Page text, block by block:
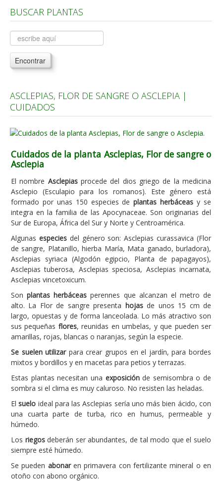
Árboles, Cicas y Palmeras de la G a la Z
Plantas Anuales y Perennes
Plantas Bulbosas y Acuáticas
Plantas de Interior
Plantas Aromáticas y de Huerto
Plantas Carnívoras y Orquídeas
Consejos
Hemisferio Norte
Hemisferio Sur
Enfermedades
Animales
Hongos
Carencias
Fotos
Flores y Plantas
Árboles y Palmeras
Arbustos y Trepadoras
Cactus y Suculentas
BUSCAR PLANTAS
Encontrar
ASCLEPIAS, FLOR DE SANGRE O ASCLEPIA |
CUIDADOS
Cuidados de la planta Asclepias, Flor de sangre o
Asclepia
El nombre Asclepiasprocede del dios griego de la medicina
Asclepio (Esculapio para los romanos). Este género está
formado por unas 150 especies deplantas herbáceas y se
integra en la familia de las Apocynaceae. Son originarias del
Sur de Europa, África del Sur y Norte y Centroamérica.
Algunas especiesdel género son: Asclepias curassavica (Flor
de sangre, Platanillo, hierba María, Mata ganado, burladora),
Asclepias syriaca (Algodón egipcio, Planta de papagayos),
Asclepias tuberosa, Asclepias speciosa, Asclepias incarnata,
Asclepias vincetoxicum.
Sonplantas herbáceas perennes que alcanzan el metro de
alto. La Flor de sangre presenta hojasde unos 15 cm de
largo, opuestas y de forma lanceolada. Lo más atractivo son
sus pequeñas flores, reunidas en umbelas, y que pueden ser
amarillas, rojas, blancas o naranjas, según la especie.
Se suelen utilizarpara crear grupos en el jardín, para bordes
mixtos y bordillos y en macetas para petios y terrazas.
Estas plantas necesitan una exposiciónde semisombra o de
sombra si el clima es muy caluroso. No resisten las heladas.
Elsuelo ideal para las Asclepias sería uno más bien ácido, con
una cuarta parte de turba, rico en humus, permeable y
húmedo.
Los riegosdeberán ser abundantes, de tal modo que el suelo
siempre esté húmedo.
Se pueden abonaren primavera con fertilizante mineral o en
otoño con abono orgánico.